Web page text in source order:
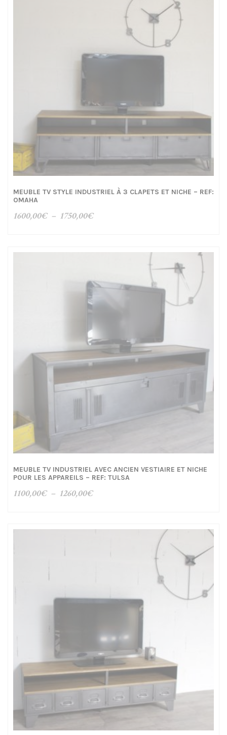
MEUBLE TV STYLE INDUSTRIEL À 3 CLAPETS ET NICHE – REF:
OMAHA
1600,00€ – 1750,00€Plage
1600,00€
1750,00€
MEUBLE TV INDUSTRIEL AVEC ANCIEN VESTIAIRE ET NICHE
POUR LES APPAREILS – REF: TULSA
1100,00€ – 1260,00€Plage
1100,00€